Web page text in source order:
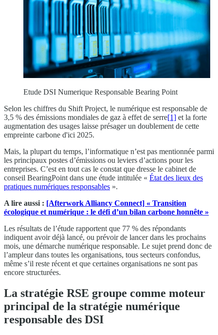
Etude DSI Numerique Responsable Bearing Point
Selon les chiffres du Shift Project, le numérique est responsable de
3,5 % des émissions mondiales de gaz à effet de serre[1] et la forte
augmentation des usages laisse présager un doublement de cette
empreinte carbone d'ici 2025.
Mais, la plupart du temps, l’informatique n’est pas mentionnée parmi
les principaux postes d’émissions ou leviers d’actions pour les
entreprises. C’est en tout cas le constat que dresse le cabinet de
conseil BearingPoint dans une étude intitulée « État des lieux des
pratiques numériques responsables ».
A lire aussi : [Afterwork Alliancy Connect] « Transition
écologique et numérique : le défi d’un bilan carbone honnête »
Les résultats de l’étude rapportent que 77 % des répondants
indiquent avoir déjà lancé, ou prévoir de lancer dans les prochains
mois, une démarche numérique responsable. Le sujet prend donc de
l’ampleur dans toutes les organisations, tous secteurs confondus,
même s’il reste récent et que certaines organisations ne sont pas
encore structurées.
La stratégie RSE groupe comme moteur
principal de la stratégie numérique
responsable des DSI